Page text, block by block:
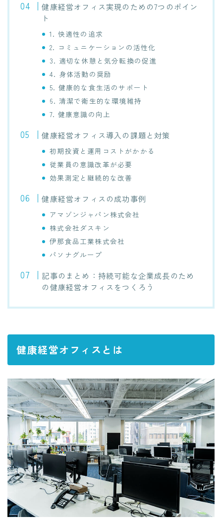
健康経営オフィス実現のための7つのポイン
ト
1. 快適性の追求
2. コミュニケーションの活性化
3. 適切な休憩と気分転換の促進
4. 身体活動の奨励
5. 健康的な食生活のサポート
6. 清潔で衛生的な環境維持
7. 健康意識の向上
健康経営オフィス導入の課題と対策
初期投資と運用コストがかかる
従業員の意識改革が必要
効果測定と継続的な改善
健康経営オフィスの成功事例
アマゾンジャパン株式会社
株式会社ダスキン
伊那食品工業株式会社
パソナグループ
記事のまとめ：持続可能な企業成長のため
の健康経営オフィスをつくろう
健康経営オフィスとは